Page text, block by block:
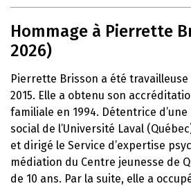
Hommage à Pierrette
2026)
Pierrette Brisson a été travailleuse
2015. Elle a obtenu son
familiale en 1994. Détentrice
social de l’Université Laval
et dirigé le Service d’expertise
médiation du Centre jeunesse de
de 10 ans. Par la suite, elle a